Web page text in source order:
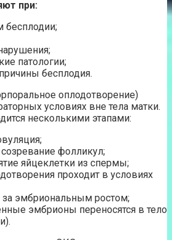
при:
бесплодии;
патологии;
бесплодия.
оплодотворение)
условиях вне тела матки.
несколькими этапами:
созревание фолликул;
яйцеклетки из спермы;
проходит в условиях
эмбриональным ростом;
эмбрионы переносятся в тело